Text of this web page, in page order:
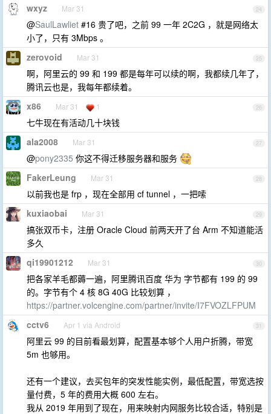
24
wxyz Mar 31
@SaulLawliet #16 贵了吧，之前 99 一年 2C2G ，就是网络太
小了，只有 3Mbps 。
25
zerovoid Mar 31
啊，阿里云的 99 和 199 都是每年可以续的啊，我都续几年了，
腾讯云也是，我每年都续着。
26
x86 Mar 31 1
七牛现在有活动几十块钱
27
ala2008 Mar 31
@pony2335 你这不得迁移服务器和服务
28
FakerLeung Mar 31
以前我也是 frp ，现在全部用 cf tunnel ，一把嗦
29
kuxiaobai Mar 31
搞张双币卡，注册 Oracle Cloud 前两天开了台 Arm 不知道能活
多久
30
qi19901212 Mar 31
把各家羊毛都薅一遍，阿里腾讯百度 华为 字节都有 199 的 99
的。字节有个 4 核 8G 40G 比较划算 ，
https://partner.volcengine.com/partner/invite/I7FVOZLFPUM
31
cctv6 Apr 1 via Android
阿里云 99 的目前看最划算，配置基本够个人用户折腾，带宽
5m 也够用。
还有一个建议，去买包年的突发性能实例，最低配置，带宽选按
量付费，5 年的费用大概 600 左右。
我从 2019 年用到了现在，用来映射内网服务比较合适，特别是